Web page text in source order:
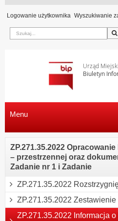
Logowanie użytkownika Wyszukiwanie
Urząd
Biuletyn
Menu
ZP.271.35.2022
– przestrzennej oraz
Zadanie nr 1 i Zadanie
ZP.271.35.2022
ZP.271.35.2022 Zestawienie
ZP.271.35.2022 Informacja